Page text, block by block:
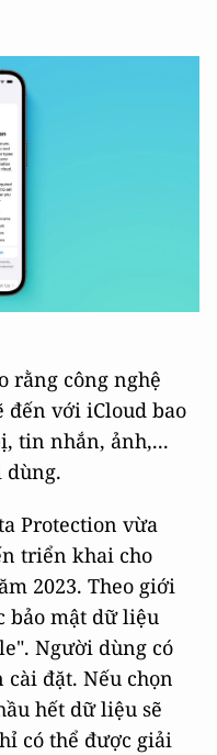
rằng công nghệ
đến với iCloud bao
tin nhắn, ảnh,...
dùng.
Protection vừa
triển khai cho
2023. Theo giới
bảo mật dữ liệu
Người dùng có
đặt. Nếu chọn
hết dữ liệu sẽ
có thể được giải